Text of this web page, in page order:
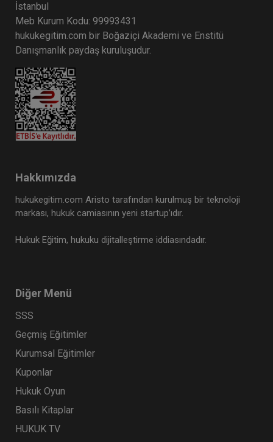
İstanbul
Meb Kurum Kodu: 99993431
hukukegitim.com bir Boğaziçi Akademi ve Enstitü
Danışmanlık paydaş kuruluşudur.
Hakkımızda
hukukegitim.com Aristo tarafından kurulmuş bir teknoloji
markası, hukuk camiasının yeni startup’ıdır.
Hukuk Eğitim, hukuku dijitalleştirme iddiasındadır.
Diğer Menü
SSS
Geçmiş Eğitimler
Kurumsal Eğitimler
Kuponlar
Hukuk Oyun
Basılı Kitaplar
HUKUK TV